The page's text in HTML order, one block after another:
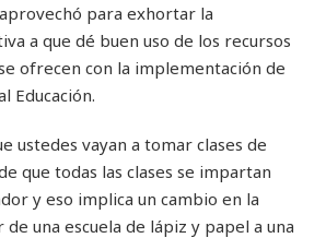
para exhortar la
a que dé buen uso de los recursos
ofrecen con la implementación de
Educación.
ustedes vayan a tomar clases de
que todas las clases se impartan
y eso implica un cambio en la
una escuela de lápiz y papel a una